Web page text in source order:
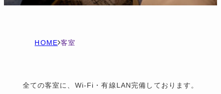
H
E
客
全ての客室に、Wi-Fi・有線LAN完備しております。